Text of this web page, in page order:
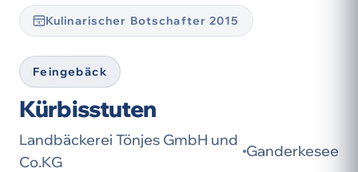
Kulinarischer Botschafter 2015
Feingebäck
Kürbisstuten
Landbäckerei Tönjes GmbH und
Co.KG
Ganderkesee